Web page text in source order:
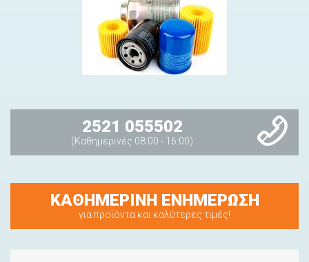
2521 055502
(Καθημερινές 08:00 - 16:00)
ΚΑΘΗΜΕΡΙΝΗ ΕΝΗΜΕΡΩΣΗ
για προϊόντα και καλύτερες τιμές!